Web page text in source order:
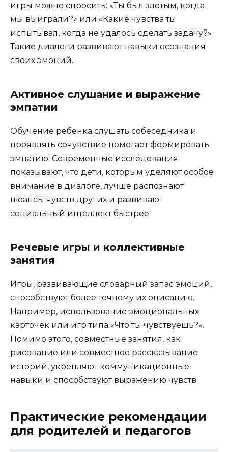
игры можно спросить: «Ты был злотым, когда
мы выиграли?» или «Какие чувства ты
испытывал, когда не удалось сделать задачу?»
Такие диалоги развивают навыки осознания
своих эмоций.
Активное слушание и выражение
эмпатии
Обучение ребенка слушать собеседника и
проявлять сочувствие помогает формировать
эмпатию. Современные исследования
показывают, что дети, которым уделяют особое
внимание в диалоге, лучше распознают
нюансы чувств других и развивают
социальный интеллект быстрее.
Речевые игры и коллективные
занятия
Игры, развивающие словарный запас эмоций,
способствуют более точному их описанию.
Например, использование эмоциональных
карточек или игр типа «Что ты чувствуешь?».
Помимо этого, совместные занятия, как
рисование или совместное рассказывание
историй, укрепляют коммуникационные
навыки и способствуют выражению чувств.
Практические рекомендации
для родителей и педагогов